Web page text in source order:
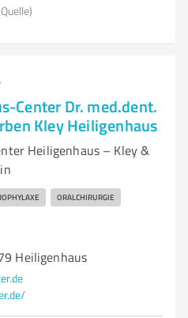
Center Dr. med.dent.
Kley Heiligenhaus
Heiligenhaus – Kley &
ORALCHIRURGIE
Heiligenhaus